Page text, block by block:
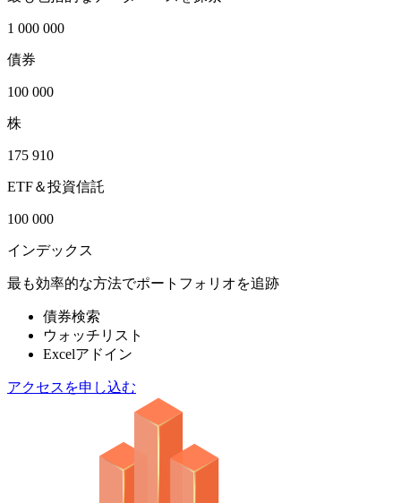
1 000 000
債券
100 000
株
175 910
ETF＆投資信託
100 000
インデックス
最も効率的な方法でポートフォリオを追跡
債券検索
ウォッチリスト
Excelアドイン
アクセスを申し込む